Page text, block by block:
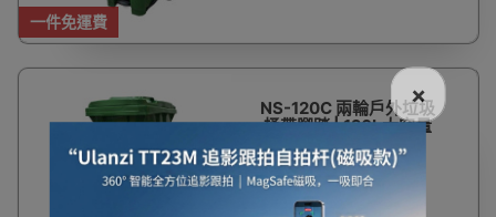
一件免運費
NS-120C 兩輪戶外垃圾
桶帶腳踏 | 120L大容量
×